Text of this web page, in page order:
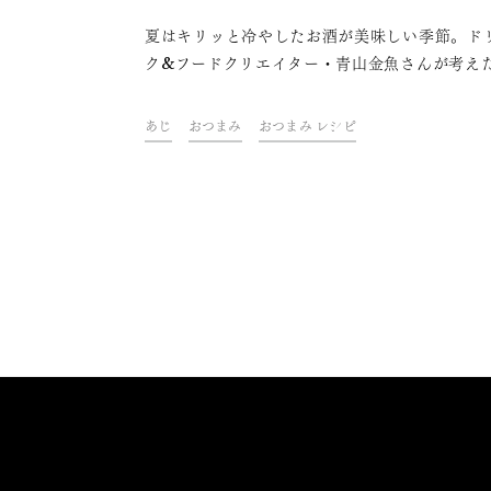
夏はキリッと冷やしたお酒が美味しい季節。ド
ク&フードクリエイター・青山金魚さんが考え
ます。
あじ おつまみ おつまみ レシピ